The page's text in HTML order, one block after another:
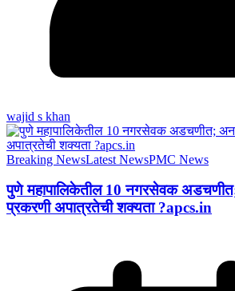
wajid s khan
Breaking NewsLatest NewsPMC News
पुणे महापालिकेतील 10 नगरसेवक
प्रकरणी अपात्रतेची शक्यता ?apcs.in